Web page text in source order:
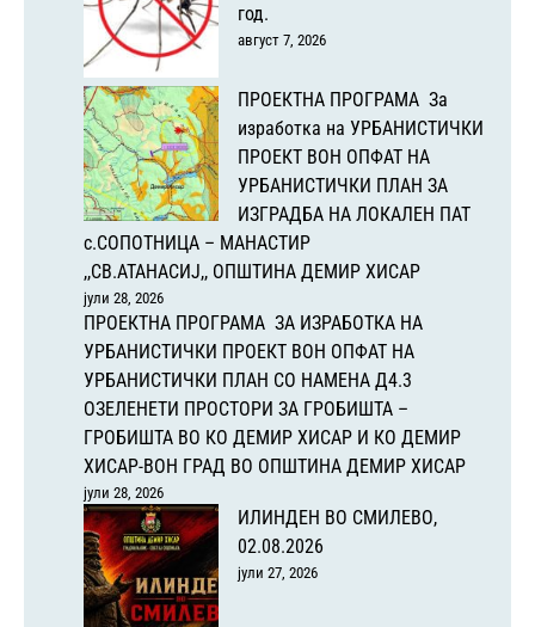
год.
август 7, 2026
ПРОЕКТНА ПРОГРАМА За
изработка на УРБАНИСТИЧКИ
ПРОЕКТ ВОН ОПФАТ НА
УРБАНИСТИЧКИ ПЛАН ЗА
ИЗГРАДБА НА ЛОКАЛЕН ПАТ
с.СОПОТНИЦА – МАНАСТИР
,,СВ.АТАНАСИЈ,, ОПШТИНА ДЕМИР ХИСАР
јули 28, 2026
ПРОЕКТНА ПРОГРАМА ЗА ИЗРАБОТКА НА
УРБАНИСТИЧКИ ПРОЕКТ ВОН ОПФАТ НА
УРБАНИСТИЧКИ ПЛАН СО НАМЕНА Д4.3
ОЗЕЛЕНЕТИ ПРОСТОРИ ЗА ГРОБИШТА –
ГРОБИШТА ВО КО ДЕМИР ХИСАР И КО ДЕМИР
ХИСАР-ВОН ГРАД ВО ОПШТИНА ДЕМИР ХИСАР
јули 28, 2026
ИЛИНДЕН ВО СМИЛЕВО,
02.08.2026
јули 27, 2026